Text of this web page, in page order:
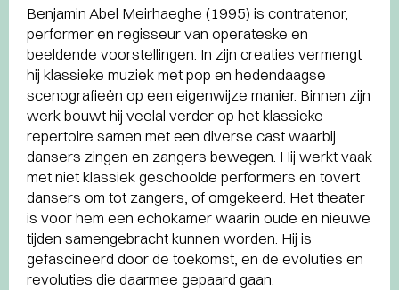
Benjamin Abel Meirhaeghe (1995) is contra­tenor,
performer en regisseur van operateske en
beeldende voorstellingen. In zijn creaties vermengt
hij klassieke muziek met pop en hedendaagse
scenografieën op een eigenwijze manier. Binnen zijn
werk bouwt hij veelal verder op het klassieke
repertoire samen met een diverse cast waarbij
dansers zingen en zangers bewegen. Hij werkt vaak
met niet klassiek geschoolde performers en tovert
dansers om tot zangers, of omgekeerd. Het theater
is voor hem een echokamer waarin oude en nieuwe
tijden samengebracht kunnen worden. Hij is
gefascineerd door de toekomst, en de evoluties en
revoluties die daarmee gepaard gaan.